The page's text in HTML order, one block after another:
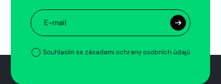
Souhlasím se zásadami ochrany osobních údajů